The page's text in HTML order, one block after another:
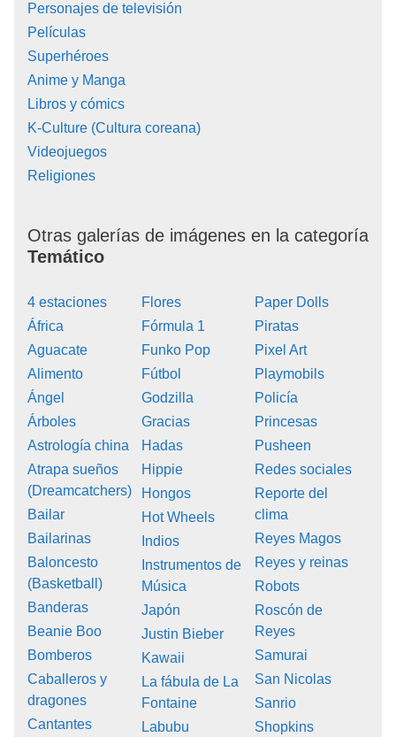
Personajes de televisión
Películas
Superhéroes
Anime y Manga
Libros y cómics
K-Culture (Cultura coreana)
Videojuegos
Religiones
Otras galerías de imágenes en la categoría
Temático
4 estaciones
África
Aguacate
Alimento
Ángel
Árboles
Astrología china
Atrapa sueños
(Dreamcatchers)
Bailar
Bailarinas
Baloncesto
(Basketball)
Banderas
Beanie Boo
Bomberos
Caballeros y
dragones
Cantantes
Flores
Fórmula 1
Funko Pop
Fútbol
Godzilla
Gracias
Hadas
Hippie
Hongos
Hot Wheels
Indios
Instrumentos de
Música
Japón
Justin Bieber
Kawaii
La fábula de La
Fontaine
Labubu
Paper Dolls
Piratas
Pixel Art
Playmobils
Policía
Princesas
Pusheen
Redes sociales
Reporte del
clima
Reyes Magos
Reyes y reinas
Robots
Roscón de
Reyes
Samurai
San Nicolas
Sanrio
Shopkins